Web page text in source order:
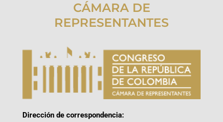
CÁMARA DE
REPRESENTANTES
Dirección de correspondencia: